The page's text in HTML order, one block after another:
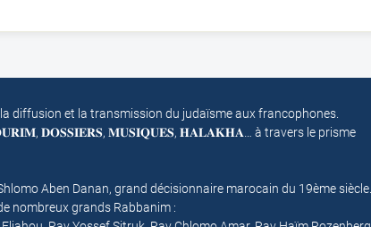
diffusion et la transmission du judaïsme aux francophones.
𝐃𝐎𝐒𝐒𝐈𝐄𝐑𝐒, 𝐌𝐔𝐒𝐈𝐐𝐔𝐄𝐒, 𝐇𝐀𝐋𝐀𝐊𝐇𝐀… à travers le prisme
Aben Danan, grand décisionnaire marocain du 19ème siècle.
nombreux grands Rabbanim :